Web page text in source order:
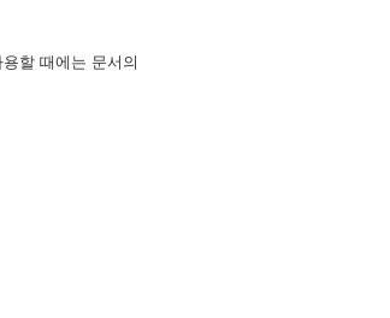
할 때에는 문서의